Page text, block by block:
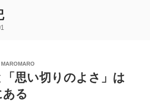
MAROMARO
「思い切りのよさ」は
る